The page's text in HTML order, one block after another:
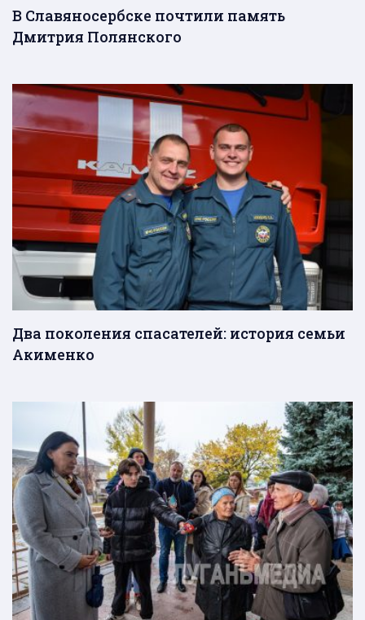
В Славяносербске почтили память
Дмитрия Полянского
Два поколения спасателей: история семьи
Акименко